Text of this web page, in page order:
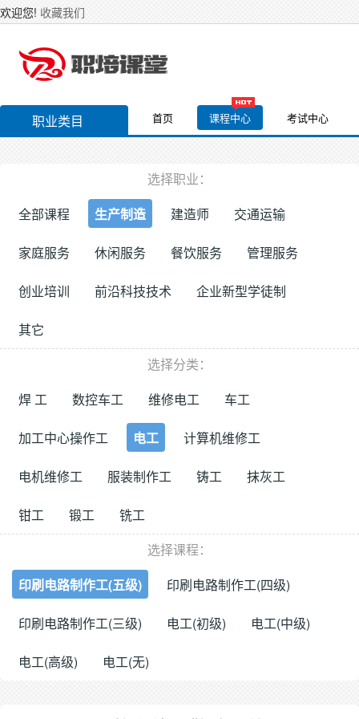
欢迎您! 收藏我们
职业类目 首页 课程中心 考试中心
选择职业：
全部课程
生产制造 建造师 交通运输
家庭服务 休闲服务 餐饮服务 管理服务
创业培训 前沿科技技术 企业新型学徒制
其它
选择分类：
焊 工
数控车工 维修电工 车工
加工中心操作工 电工 计算机维修工
电机维修工 服装制作工 铸工 抹灰工
钳工 锻工
铣工
选择课程：
印刷电路制作工(五级)
印刷电路制作工(四级)
印刷电路制作工(三级) 电工(初级) 电工(中级)
电工(高级) 电工(无)